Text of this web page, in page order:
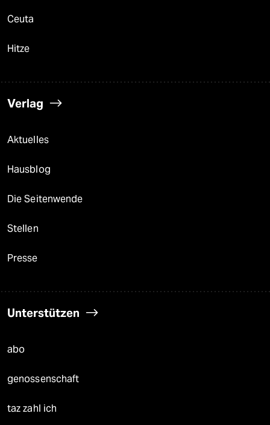
Ceuta
Hitze
Verlag
Aktuelles
Hausblog
Die Seitenwende
Stellen
Presse
Unterstützen
abo
genossenschaft
taz zahl ich